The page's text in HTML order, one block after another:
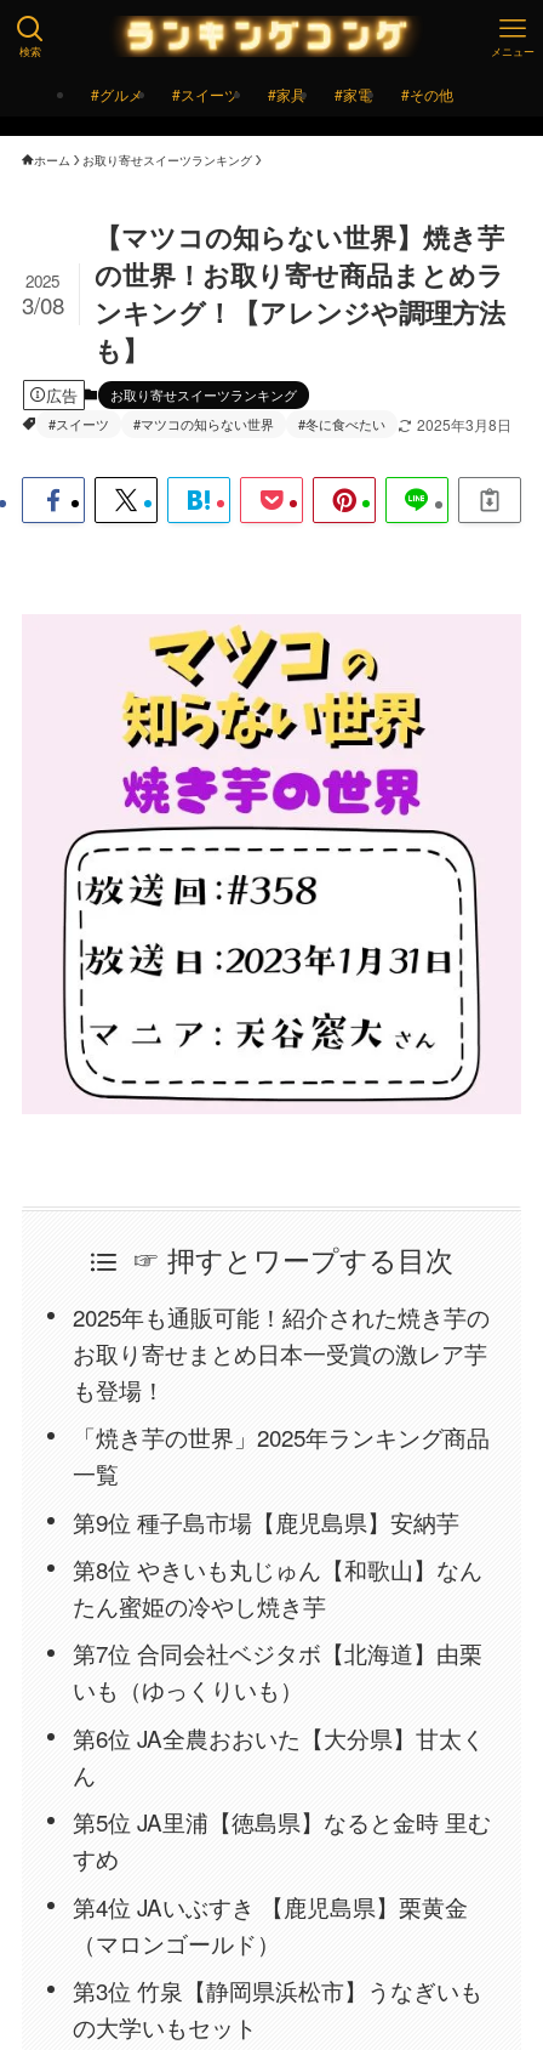
検索 メニュー
#グルメ #スイーツ #家具 #家電 #その他
ホーム お取り寄せスイーツランキング
【マツコの知らない世界】焼き芋
の世界！お取り寄せ商品まとめラ
ンキング！【アレンジや調理方法
も】
2025
3/08
広告
お取り寄せスイーツランキング
#スイーツ
#マツコの知らない世界 #冬に食べたい 2025年3月8日
☞ 押すとワープする目次
2025年も通販可能！紹介された焼き芋の
お取り寄せまとめ日本一受賞の激レア芋
も登場！
「焼き芋の世界」2025年ランキング商品
一覧
第9位 種子島市場【鹿児島県】安納芋
第8位 やきいも丸じゅん【和歌山】なん
たん蜜姫の冷やし焼き芋
第7位 合同会社ベジタボ【北海道】由栗
いも（ゆっくりいも）
第6位 JA全農おおいた【大分県】甘太く
ん
第5位 JA里浦【徳島県】なると金時 里む
すめ
第4位 JAいぶすき 【鹿児島県】栗黄金
（マロンゴールド）
第3位 竹泉【静岡県浜松市】うなぎいも
の大学いもセット